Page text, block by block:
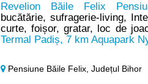
Revelion Băile Felix
bucătărie, sufragerie-living,
curte, foișor, gratar, loc de
Termal Padiș, 7 km Aquapark
Pensiune Băile Felix, Județul Bihor